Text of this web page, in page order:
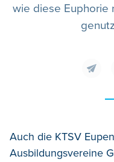
wie diese Euphorie
Auch die KTSV
Ausbildungsvereine